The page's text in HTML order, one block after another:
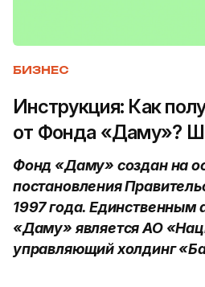
БИЗНЕС
Инструкция: Как
от Фонда «Даму»?
Фонд «Даму» создан на
постановления
1997 года.
«Даму» является АО
управляющий холдинг